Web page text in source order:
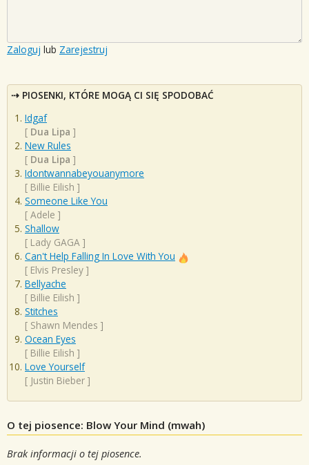
Zaloguj lub Zarejestruj
PIOSENKI, KTÓRE MOGĄ CI SIĘ SPODOBAĆ
Idgaf
[ Dua Lipa ]
New Rules
[ Dua Lipa ]
Idontwannabeyouanymore
[ Billie Eilish ]
Someone Like You
[ Adele ]
Shallow
[ Lady GAGA ]
Can't Help Falling In Love With You
[ Elvis Presley ]
Bellyache
[ Billie Eilish ]
Stitches
[ Shawn Mendes ]
Ocean Eyes
[ Billie Eilish ]
Love Yourself
[ Justin Bieber ]
O tej piosence: Blow Your Mind (mwah)
Brak informacji o tej piosence.